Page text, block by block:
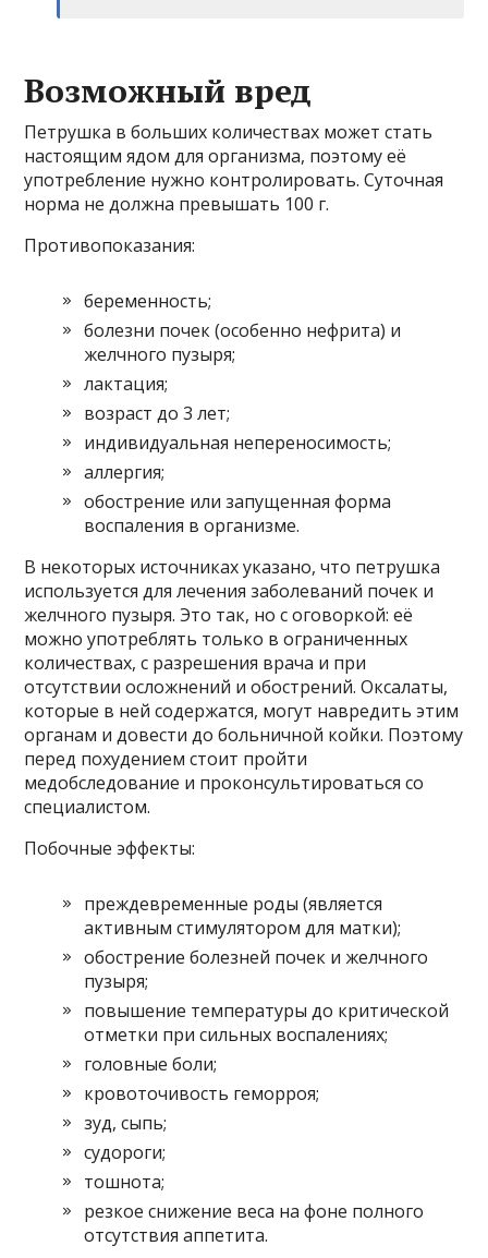
Возможный вред
Петрушка в больших количествах может стать
настоящим ядом для организма, поэтому её
употребление нужно контролировать. Суточная
норма не должна превышать 100 г.
Противопоказания:
беременность;
болезни почек (особенно нефрита) и
желчного пузыря;
лактация;
возраст до 3 лет;
индивидуальная непереносимость;
аллергия;
обострение или запущенная форма
воспаления в организме.
В некоторых источниках указано, что петрушка
используется для лечения заболеваний почек и
желчного пузыря. Это так, но с оговоркой: её
можно употреблять только в ограниченных
количествах, с разрешения врача и при
отсутствии осложнений и обострений. Оксалаты,
которые в ней содержатся, могут навредить этим
органам и довести до больничной койки. Поэтому
перед похудением стоит пройти
медобследование и проконсультироваться со
специалистом.
Побочные эффекты:
преждевременные роды (является
активным стимулятором для матки);
обострение болезней почек и желчного
пузыря;
повышение температуры до критической
отметки при сильных воспалениях;
головные боли;
кровоточивость геморроя;
зуд, сыпь;
судороги;
тошнота;
резкое снижение веса на фоне полного
отсутствия аппетита.